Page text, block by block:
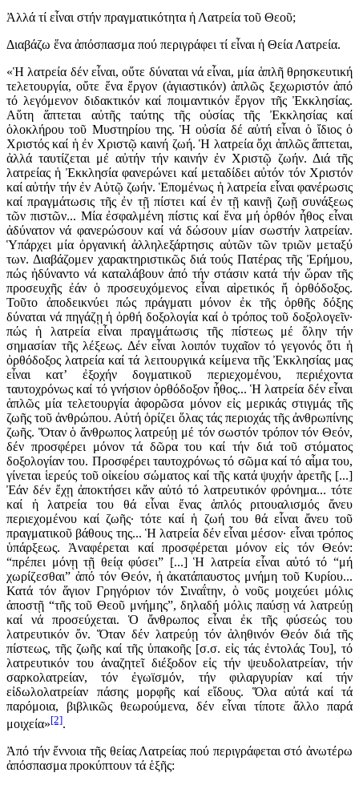
Ἀλλά τί εἶναι στήν πραγματικότητα ἡ Λατρεία τοῦ Θεοῦ;
Διαβάζω ἕνα ἀπόσπασμα πού περιγράφει τί εἶναι ἡ Θεία Λατρεία.
«Ἡ λατρεία δέν εἶναι, οὔτε δύναται νά εἶναι, μία ἁπλῆ θρησκευτική
τελετουργία, οὔτε ἕνα ἔργον (ἁγιαστικόν) ἁπλῶς ξεχωριστόν ἀπό
τό λεγόμενον διδακτικόν καί ποιμαντικόν ἔργον τῆς Ἐκκλησίας.
Αὕτη ἅπτεται αὐτῆς ταύτης τῆς οὐσίας τῆς Ἐκκλησίας καί
ὁλοκλήρου τοῦ Μυστηρίου της. Ἡ οὐσία δέ αὐτή εἶναι ὁ ἴδιος ὁ
Χριστός καί ἡ ἐν Χριστῷ καινή ζωή. Ἡ λατρεία ὄχι ἁπλῶς ἅπτεται,
ἀλλά ταυτίζεται μέ αὐτήν τήν καινήν ἐν Χριστῷ ζωήν. Διά τῆς
λατρείας ἡ Ἐκκλησία φανερώνει καί μεταδίδει αὐτόν τόν Χριστόν
καί αὐτήν τήν ἐν Αὐτῷ ζωήν. Ἑπομένως ἡ λατρεία εἶναι φανέρωσις
καί πραγμάτωσις τῆς ἐν τῇ πίστει καί ἐν τῇ καινῇ ζωῇ συνάξεως
τῶν πιστῶν... Μία ἐσφαλμένη πίστις καί ἕνα μή ὀρθόν ἦθος εἶναι
ἀδύνατον νά φανερώσουν καί νά δώσουν μίαν σωστήν λατρείαν.
Ὑπάρχει μία ὀργανική ἀλληλεξάρτησις αὐτῶν τῶν τριῶν μεταξύ
των. Διαβάζομεν χαρακτηριστικῶς διά τούς Πατέρας τῆς Ἐρήμου,
πώς ἠδύναντο νά καταλάβουν ἀπό τήν στάσιν κατά τήν ὥραν τῆς
προσευχῆς ἐάν ὁ προσευχόμενος εἶναι αἱρετικός ἤ ὀρθόδοξος.
Τοῦτο ἀποδεικνύει πώς πράγματι μόνον ἐκ τῆς ὀρθῆς δόξης
δύναται νά πηγάζῃ ἡ ὀρθή δοξολογία καί ὁ τρόπος τοῦ δοξολογεῖν·
πώς ἡ λατρεία εἶναι πραγμάτωσις τῆς πίστεως μέ ὅλην τήν
σημασίαν τῆς λέξεως. Δέν εἶναι λοιπόν τυχαῖον τό γεγονός ὅτι ἡ
ὀρθόδοξος λατρεία καί τά λειτουργικά κείμενα τῆς Ἐκκλησίας μας
εἶναι κατ’ ἐξοχήν δογματικοῦ περιεχομένου, περιέχοντα
ταυτοχρόνως καί τό γνήσιον ὀρθόδοξον ἦθος... Ἡ λατρεία δέν εἶναι
ἁπλῶς μία τελετουργία ἀφορῶσα μόνον εἰς μερικάς στιγμάς τῆς
ζωῆς τοῦ ἀνθρώπου. Αὐτή ὁρίζει ὅλας τάς περιοχάς τῆς ἀνθρωπίνης
ζωῆς. Ὅταν ὁ ἄνθρωπος λατρεύῃ μέ τόν σωστόν τρόπον τόν Θεόν,
δέν προσφέρει μόνον τά δῶρα του καί τήν διά τοῦ στόματος
δοξολογίαν του. Προσφέρει ταυτοχρόνως τό σῶμα καί τό αἷμα του,
γίνεται ἱερεύς τοῦ οἰκείου σώματος καί τῆς κατά ψυχήν ἀρετῆς [...]
Ἐάν δέν ἔχῃ ἀποκτήσει κἄν αὐτό τό λατρευτικόν φρόνημα... τότε
καί ἡ λατρεία του θά εἶναι ἕνας ἁπλός ριτουαλισμός ἄνευ
περιεχομένου καί ζωῆς· τότε καί ἡ ζωή του θά εἶναι ἄνευ τοῦ
πραγματικοῦ βάθους της... Ἡ λατρεία δέν εἶναι μέσον· εἶναι τρόπος
ὑπάρξεως. Ἀναφέρεται καί προσφέρεται μόνον εἰς τόν Θεόν:
“πρέπει μόνῃ τῇ θείᾳ φύσει” [...] Ἡ λατρεία εἶναι αὐτό τό “μή
χωρίζεσθαι” ἀπό τόν Θεόν, ἡ ἀκατάπαυστος μνήμη τοῦ Κυρίου...
Κατά τόν ἅγιον Γρηγόριον τόν Σιναΐτην, ὁ νοῦς μοιχεύει μόλις
ἀποστῇ “τῆς τοῦ Θεοῦ μνήμης”, δηλαδή μόλις παύσῃ νά λατρεύῃ
καί νά προσεύχεται. Ὁ ἄνθρωπος εἶναι ἐκ τῆς φύσεώς του
λατρευτικόν ὄν. Ὅταν δέν λατρεύῃ τόν ἀληθινόν Θεόν διά τῆς
πίστεως, τῆς ζωῆς καί τῆς ὑπακοῆς [σ.σ. εἰς τάς ἐντολάς Του], τό
λατρευτικόν του ἀναζητεῖ διέξοδον εἰς τήν ψευδολατρείαν, τήν
σαρκολατρείαν, τόν ἐγωϊσμόν, τήν φιλαργυρίαν καί τήν
εἰδωλολατρείαν πάσης μορφῆς καί εἴδους. Ὅλα αὐτά καί τά
παρόμοια, βιβλικῶς θεωρούμενα, δέν εἶναι τίποτε ἄλλο παρά
μοιχεία»[2].
Ἀπό τήν ἔννοια τῆς θείας Λατρείας πού περιγράφεται στό ἀνωτέρω
ἀπόσπασμα προκύπτουν τά ἑξῆς: